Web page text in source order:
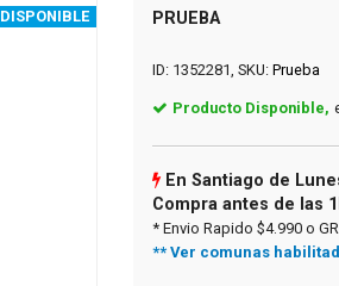
DISPONIBLE PRUEBA
ID: 1352281, SKU: Prueba
Producto Disponible,
En Santiago de
Compra antes de las
* Envio Rapido $4.990 o
** Ver comunas